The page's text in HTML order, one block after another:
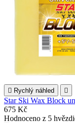
 Rychlý náhled 
Star Ski Wax Block
675 Kč
Hodnoceno z 5